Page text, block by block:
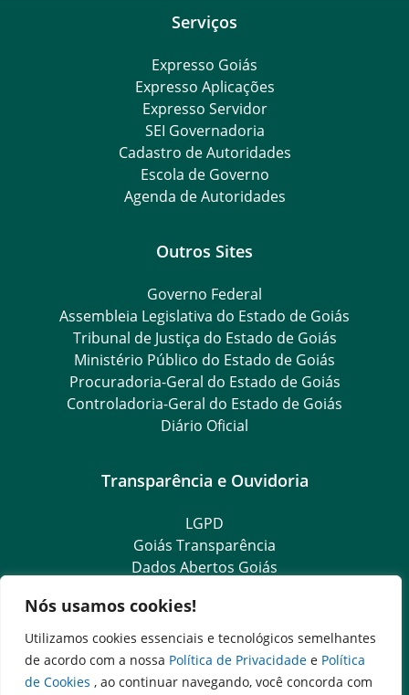
Nós usamos cookies!
Utilizamos cookies essenciais e tecnológicos semelhantes
de acordo com a nossa Política de Privacidade e Política
de Cookies , ao continuar navegando, você concorda com
Serviços
Expresso Goiás
Expresso Aplicações
Expresso Servidor
SEI Governadoria
Cadastro de Autoridades
Escola de Governo
Agenda de Autoridades
Outros Sites
Governo Federal
Assembleia Legislativa do Estado de Goiás
Tribunal de Justiça do Estado de Goiás
Ministério Público do Estado de Goiás
Procuradoria-Geral do Estado de Goiás
Controladoria-Geral do Estado de Goiás
Diário Oficial
Transparência e Ouvidoria
LGPD
Goiás Transparência
Dados Abertos Goiás
e-SIC – Serviço Eletrônico de Informação ao Cidadão
Ouvidoria Setorial (Expresso)
Ouvidoria Setorial (Presencial)